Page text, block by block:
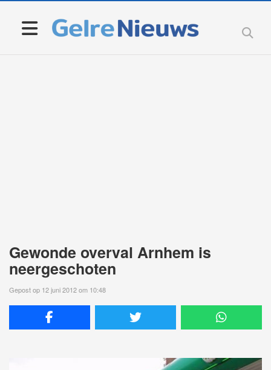
Gewonde overval Arnhem is
neergeschoten
Gepost op 12 juni 2012 om 10:48